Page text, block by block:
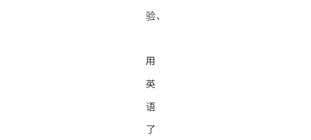
验、
用
英
语
了